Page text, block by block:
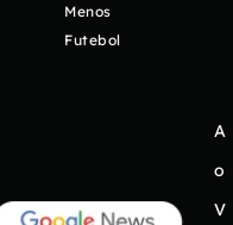
Menos
Futebol
A
o
V